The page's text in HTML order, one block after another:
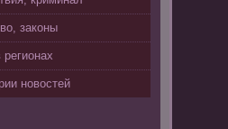
законы
новостей